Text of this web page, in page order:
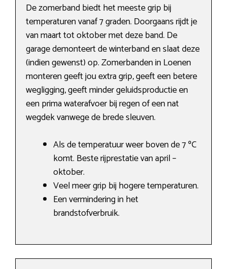
De zomerband biedt het meeste grip bij
temperaturen vanaf 7 graden. Doorgaans rijdt je
van maart tot oktober met deze band. De
garage demonteert de winterband en slaat deze
(indien gewenst) op. Zomerbanden in Loenen
monteren geeft jou extra grip, geeft een betere
wegligging, geeft minder geluidsproductie en
een prima waterafvoer bij regen of een nat
wegdek vanwege de brede sleuven.
Als de temperatuur weer boven de 7 ºC
komt. Beste rijprestatie van april –
oktober.
Veel meer grip bij hogere temperaturen.
Een vermindering in het
brandstofverbruik.